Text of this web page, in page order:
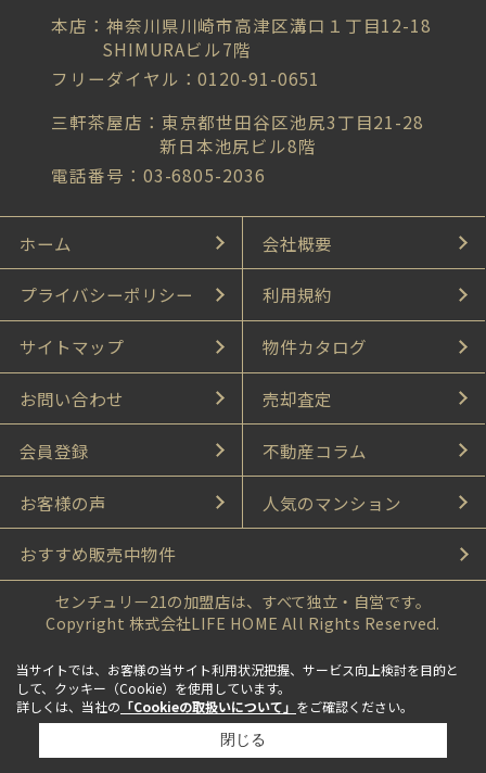
本店：神奈川県川崎市高津区溝口１丁目12-18
SHIMURAビル7階
フリーダイヤル：0120-91-0651
三軒茶屋店：東京都世田谷区池尻3丁目21-28
新日本池尻ビル8階
電話番号：03-6805-2036
ホーム 会社概要
プライバシーポリシー 利用規約
サイトマップ 物件カタログ
お問い合わせ 売却査定
会員登録 不動産コラム
お客様の声 人気のマンション
おすすめ販売中物件
センチュリー21の加盟店は、すべて独立・自営です。
Copyright 株式会社LIFE HOME All Rights Reserved.
当サイトでは、お客様の当サイト利用状況把握、サービス向上検討を目的と
して、クッキー（Cookie）を使用しています。
詳しくは、当社の 「Cookieの取扱いについて」 をご確認ください。
閉じる